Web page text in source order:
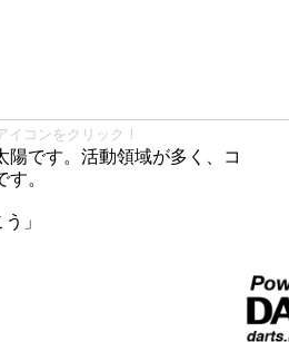
コンをクリック！
陽です。活動領域が多く、コ
。
」